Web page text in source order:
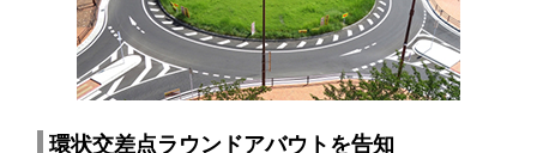
環状交差点ラウンドアバウトを告知